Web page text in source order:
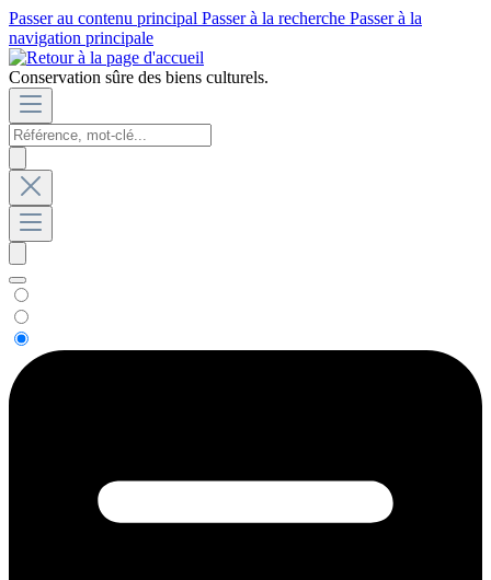
Passer au contenu principal Passer à la recherche Passer à la
navigation principale
Conservation sûre des biens culturels.